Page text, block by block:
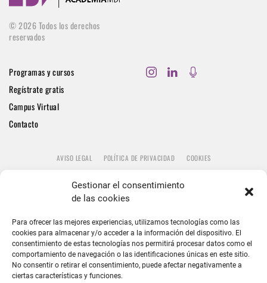
Gestionar el consentimiento
de las cookies
Para ofrecer las mejores experiencias, utilizamos tecnologías como las
cookies para almacenar y/o acceder a la información del dispositivo. El
consentimiento de estas tecnologías nos permitirá procesar datos como el
comportamiento de navegación o las identificaciones únicas en este sitio.
No consentir o retirar el consentimiento, puede afectar negativamente a
ciertas características y funciones.
©2026Todos los derechos
reservados
Programas y cursos
Regístrate gratis
Campus Virtual
Contacto
AVISO LEGAL POLÍTICA DE PRIVACIDAD COOKIES